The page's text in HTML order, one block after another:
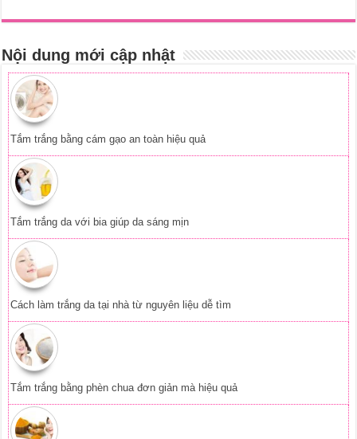
Cách làm trắng da tại nhà từ nguyên liệu dễ tìm
Tắm trắng bằng phèn chua đơn giản mà hiệu quả
Tắm trắng da từ tinh bột nghệ tại nhà
Trị nám da bằng nha đam hiệu quả ngay tại nhà
Da mặt trắng mịn căng bóng nhờ tinh bột